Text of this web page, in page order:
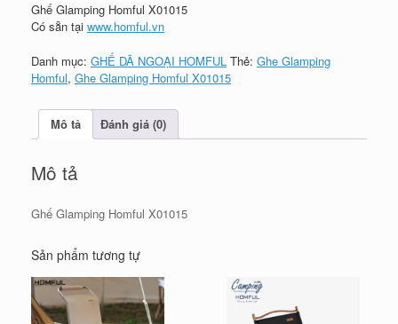
Ghế Glamping Homful X01015
Có sẵn tại www.homful.vn
Danh mục: GHẾ DÃ NGOẠI HOMFUL Thẻ: Ghe Glamping
Homful, Ghe Glamping Homful X01015
Mô tả Đánh giá (0)
Mô tả
Ghế Glamping Homful X01015
Sản phẩm tương tự